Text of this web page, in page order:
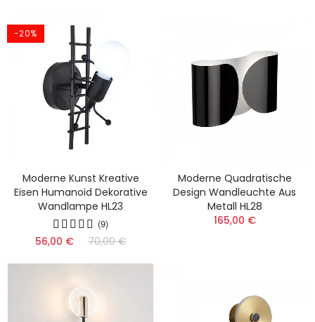
-20%
Moderne Kunst Kreative
Eisen Humanoid Dekorative
Wandlampe HL23
(9)
56,00 € 70,00 €
Moderne Quadratische
Design Wandleuchte Aus
Metall HL28
165,00 €